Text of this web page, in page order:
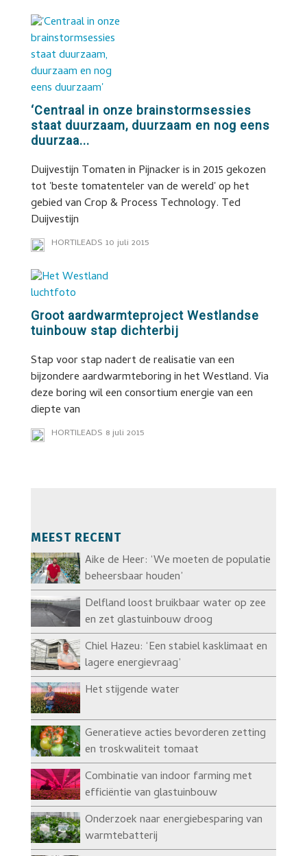
‘Centraal in onze brainstormsessies
staat duurzaam, duurzaam en nog eens
duurzaa...
Duijvestijn Tomaten in Pijnacker is in 2015 gekozen
tot 'beste tomatenteler van de wereld' op het
gebied van Crop & Process Technology. Ted
Duijvestijn
HORTILEADS 10 juli 2015
Groot aardwarmteproject Westlandse
tuinbouw stap dichterbij
Stap voor stap nadert de realisatie van een
bijzondere aardwarmteboring in het Westland. Via
deze boring wil een consortium energie van een
diepte van
HORTILEADS 8 juli 2015
MEEST RECENT
Aike de Heer: ‘We moeten de populatie
beheersbaar houden’
Delfland loost bruikbaar water op zee
en zet glastuinbouw droog
Chiel Hazeu: ‘Een stabiel kasklimaat en
lagere energievraag’
Het stijgende water
Generatieve acties bevorderen zetting
en troskwaliteit tomaat
Combinatie van indoor farming met
efficiëntie van glastuinbouw
Onderzoek naar energiebesparing van
warmtebatterij